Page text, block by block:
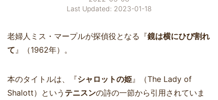
Last Updated: 2023-01-18
老婦人ミス・マープルが探偵役となる『鏡は横にひび割れ
て』（1962年）。
本のタイトルは、『シャロットの姫』（The Lady of
Shalott）という テニスンの詩の一節から引用されていま